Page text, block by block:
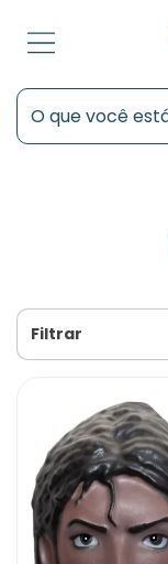
Filtrar